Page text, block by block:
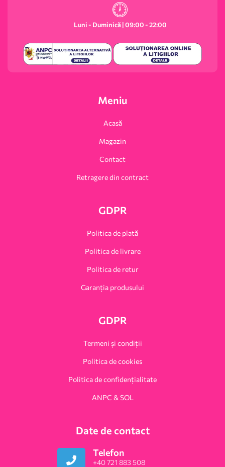
Luni - Duminică | 09:00 - 22:00
Meniu
Acasă
Magazin
Contact
Retragere din contract
GDPR
Politica de plată
Politica de livrare
Politica de retur
Garanția produsului
GDPR
Termeni și condiții
Politica de cookies
Politica de confidențialitate
ANPC & SOL
Date de contact
Telefon
+40 721 883 508